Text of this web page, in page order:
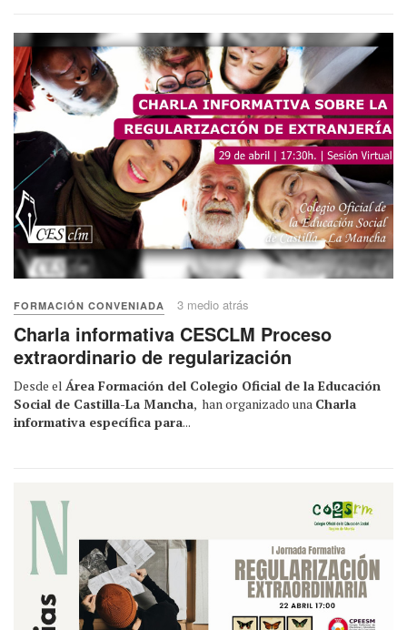
FORMACIÓN CONVENIADA 3 medio atrás
Charla informativa CESCLM Proceso
extraordinario de regularización
Desde el Área Formación del Colegio Oficial de la Educación
Social de Castilla-La Mancha, han organizado una Charla
informativa específica para...